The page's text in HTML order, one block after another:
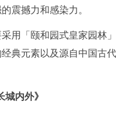
震撼力和感染力。
用「颐和园式皇家园林」
典元素以及源自中国古
城内外》